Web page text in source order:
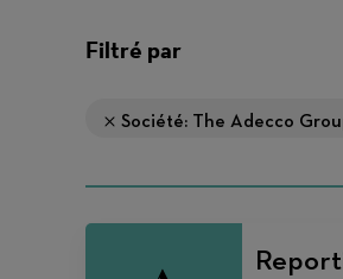
Filtré par
Société: The Adecco